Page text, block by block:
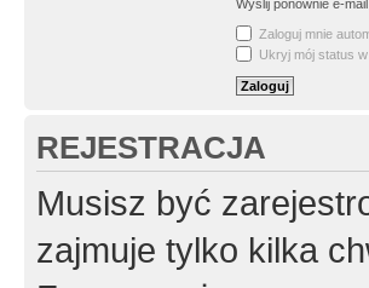
Wyślij ponownie e-
Zaloguj mnie
Ukryj mój status
REJESTRACJA
Musisz być
zajmuje tylko kilka